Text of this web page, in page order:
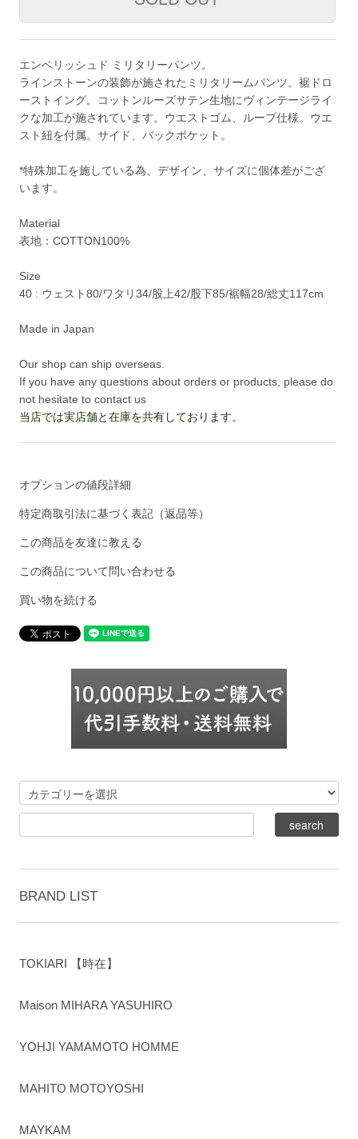
エンベリッシュド ミリタリーパンツ。
ラインストーンの装飾が施されたミリタリームパンツ。裾ドロ
ーストイング。コットンルーズサテン生地にヴィンテージライ
クな加工が施されています。ウエストゴム、ループ仕様。ウエ
スト紐を付属。サイド、バックポケット。
*特殊加工を施している為、デザイン、サイズに個体差がござ
います。
Material
表地：COTTON100%
Size
40 : ウェスト80/ワタリ34/股上42/股下85/裾幅28/総丈117cm
Made in Japan
Our shop can ship overseas.
If you have any questions about orders or products, please do
not hesitate to contact us
当店では実店舗と在庫を共有しております。
オプションの値段詳細
特定商取引法に基づく表記（返品等）
この商品を友達に教える
この商品について問い合わせる
買い物を続ける
BRAND LIST
TOKIARI 【時在】
Maison MIHARA YASUHIRO
YOHJI YAMAMOTO HOMME
MAHITO MOTOYOSHI
MAYKAM